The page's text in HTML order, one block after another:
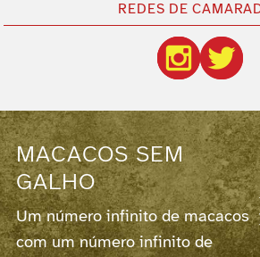
REDES DE
MACACOS SEM
GALHO
Um número infinito de macacos
com um número infinito de